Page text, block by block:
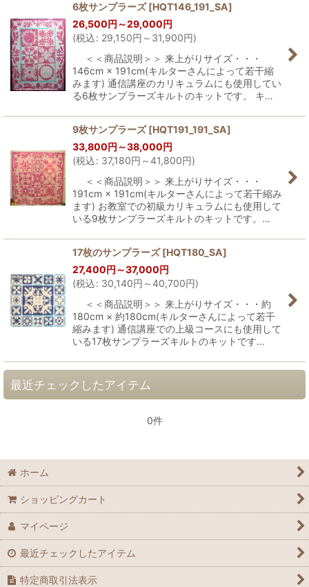
6枚サンプラーズ [HQT146_191_SA]
26,500円 ～29,000円
(税込: 29,150円 ～31,900円)
＜＜商品説明＞＞ 来上がりサイズ・・・
146cm × 191cm(キルターさんによって若干縮
みます) 通信講座のカリキュラムにも使用してい
る6枚サンプラーズキルトのキットです。 キ…
9枚サンプラーズ [HQT191_191_SA]
33,800円 ～38,000円
(税込: 37,180円 ～41,800円)
＜＜商品説明＞＞ 来上がりサイズ・・・
191cm × 191cm(キルターさんによって若干縮み
ます) お教室での初級カリキュラムにも使用して
いる9枚サンプラーズキルトのキットです。…
17枚のサンプラーズ [HQT180_SA]
27,400円 ～37,000円
(税込: 30,140円 ～40,700円)
＜＜商品説明＞＞ 来上がりサイズ・・・約
180cm × 約180cm(キルターさんによって若干
縮みます) 通信講座での上級コースにも使用して
いる17枚サンプラーズキルトのキットです…
最近チェックしたアイテム
0件
ホーム
ショッピングカート
マイページ
最近チェックしたアイテム
特定商取引法表示